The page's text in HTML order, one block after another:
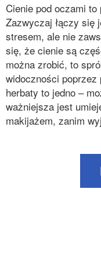
Cienie pod oczami
Zazwyczaj łączy się
stresem, ale nie
się, że cienie są
można zrobić, to
widoczności poprzez
herbaty to jedno –
ważniejsza jest
makijażem, zanim